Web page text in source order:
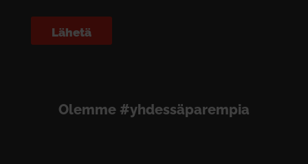
Lähetä
Olemme #yhdessäparempia